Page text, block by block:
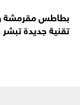
بطاطس مقرمشة
تقنية جديدة تبشر